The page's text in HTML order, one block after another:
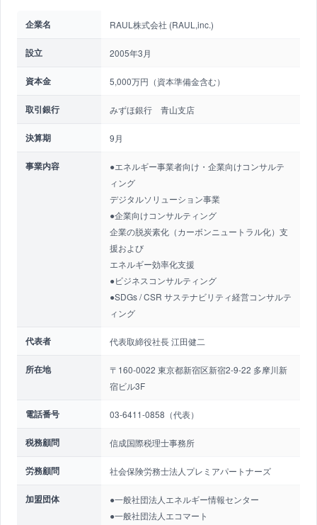
企業名 RAUL株式会社 (RAUL,inc.)
設立 2005年3月
資本金 5,000万円（資本準備金含む）
取引銀行 みずほ銀行 青山支店
決算期 9月
事業内容
●エネルギー事業者向け・企業向けコンサルテ
ィング
デジタルソリューション事業
●企業向けコンサルティング
企業の脱炭素化（カーボンニュートラル化）支
援および
エネルギー効率化支援
●ビジネスコンサルティング
●SDGs / CSR サステナビリティ経営コンサルテ
ィング
代表者 代表取締役社長 江田健二
所在地
〒160-0022 東京都新宿区新宿2-9-22 多摩川新
宿ビル3F
電話番号 03-6411-0858（代表）
税務顧問 信成国際税理士事務所
労務顧問 社会保険労務士法人プレミアパートナーズ
加盟団体
●一般社団法人エネルギー情報センター
●一般社団法人エコマート